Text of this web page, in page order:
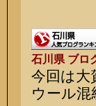
石川県 ブロ
今回は大
ウール